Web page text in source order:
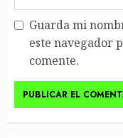
Guarda mi
este navegador
comente.